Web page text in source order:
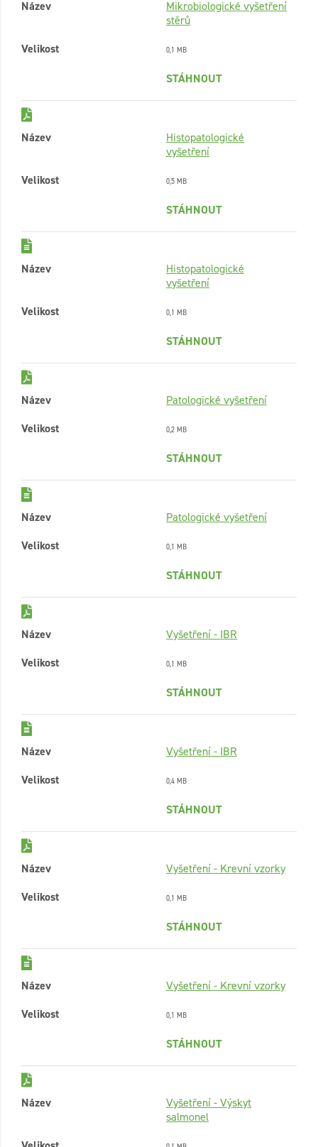
Název
Mikrobiologické vyšetření
stěrů
Velikost
0,1 MB
STÁHNOUT
Název
Histopatologické
vyšetření
Velikost
0,5 MB
STÁHNOUT
Název
Histopatologické
vyšetření
Velikost
0,1 MB
STÁHNOUT
Název
Patologické vyšetření
Velikost
0,2 MB
STÁHNOUT
Název
Patologické vyšetření
Velikost
0,1 MB
STÁHNOUT
Název
Vyšetření - IBR
Velikost
0,1 MB
STÁHNOUT
Název
Vyšetření - IBR
Velikost
0,4 MB
STÁHNOUT
Název
Vyšetření - Krevní vzorky
Velikost
0,1 MB
STÁHNOUT
Název
Vyšetření - Krevní vzorky
Velikost
0,1 MB
STÁHNOUT
Název
Vyšetření - Výskyt
salmonel